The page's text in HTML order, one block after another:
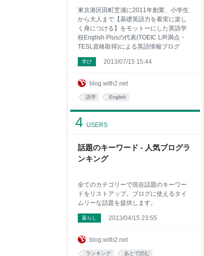
blog.with2.net
東京港区田町芝浦に2011年創業、小学生
から大人まで【基礎英語力を着実に楽し
く身につける】をモットーにした英語学
校English Plusの代表(TOEIC L/R満点・
TESL資格取得)による英語情報ブログ
学び 2013/07/15 15:44
語学 English
話題のキーワード - 人気ブログラ
ンキング
4 USERS
blog.with2.net
全てのカテゴリーで現在話題のキーワー
ドをリストアップ。ブログに使えるタイ
ムリーな話題を提供します。
暮らし 2013/04/15 23:55
ランキング あとで読む